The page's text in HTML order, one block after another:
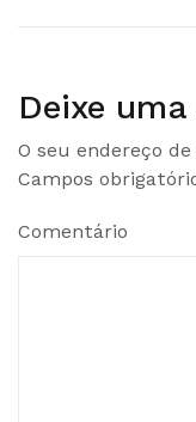
Deixe
O seu endereço
Campos
Comentário